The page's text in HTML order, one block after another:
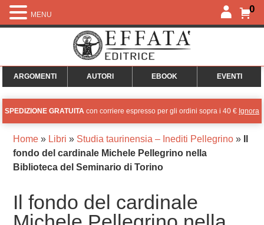
0
ARGOMENTI AUTORI EBOOK EVENTI
SPEDIZIONE GRATUITA con corriere espresso per gli ordini sopra i 40 € Ignora
Home» Libri » Studia taurinensia – Inediti Pellegrino»
fondo del cardinale Michele Pellegrino nella
Biblioteca del Seminario di Torino
Il fondo del cardinale
MENU